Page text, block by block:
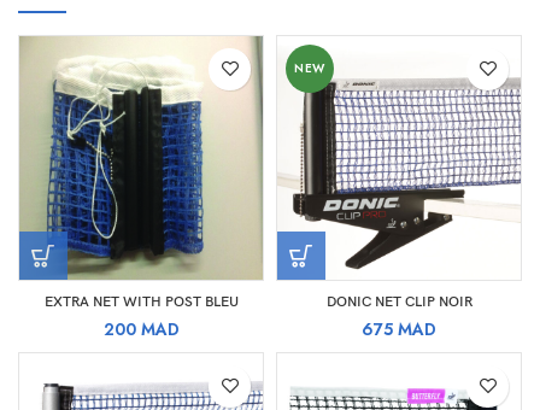
EXTRA NET WITH POST BLEU
200 MAD
NEW
DONIC NET CLIP NOIR
675 MAD